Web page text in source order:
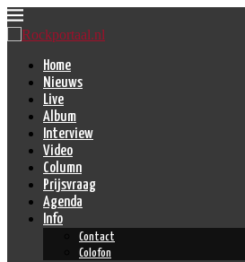
Home
Nieuws
Live
Album
Interview
Video
Column
Prijsvraag
Agenda
Info
Contact
Colofon